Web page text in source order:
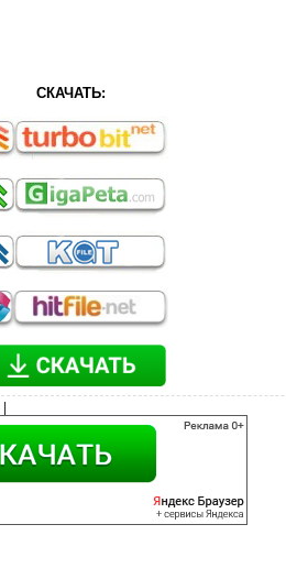
СКАЧАТЬ: